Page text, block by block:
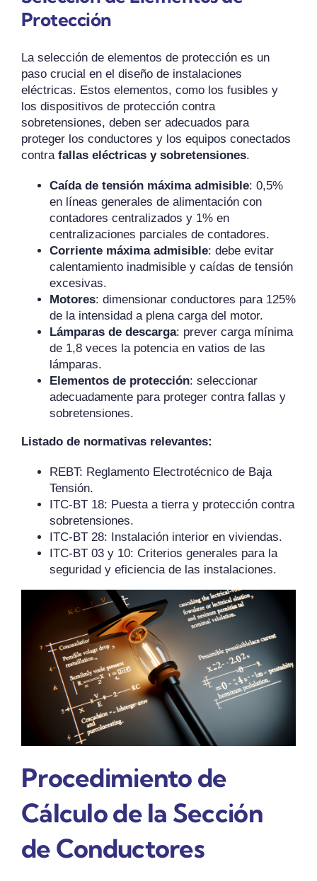
Protección
La selección de elementos de protección es un
paso crucial en el diseño de instalaciones
eléctricas. Estos elementos, como los fusibles y
los dispositivos de protección contra
sobretensiones, deben ser adecuados para
proteger los conductores y los equipos conectados
contra fallas eléctricas y sobretensiones.
Caída de tensión máxima admisible: 0,5%
en líneas generales de alimentación con
contadores centralizados y 1% en
centralizaciones parciales de contadores.
Corriente máxima admisible: debe evitar
calentamiento inadmisible y caídas de tensión
excesivas.
Motores: dimensionar conductores para 125%
de la intensidad a plena carga del motor.
Lámparas de descarga: prever carga mínima
de 1,8 veces la potencia en vatios de las
lámparas.
Elementos de protección: seleccionar
adecuadamente para proteger contra fallas y
sobretensiones.
Listado de normativas relevantes:
REBT: Reglamento Electrotécnico de Baja
Tensión.
ITC-BT 18: Puesta a tierra y protección contra
sobretensiones.
ITC-BT 28: Instalación interior en viviendas.
ITC-BT 03 y 10: Criterios generales para la
seguridad y eficiencia de las instalaciones.
Procedimiento de
Cálculo de la Sección
de Conductores